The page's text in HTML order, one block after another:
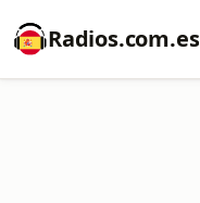
Radios.com.es